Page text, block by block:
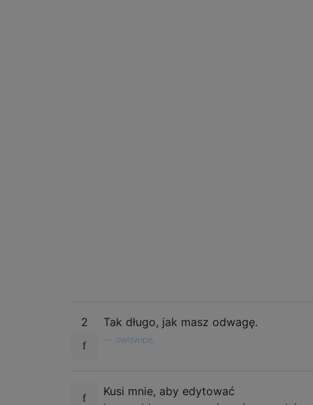
2 Tak długo, jak masz odwagę.
owlswipe,
Kusi mnie, aby edytować